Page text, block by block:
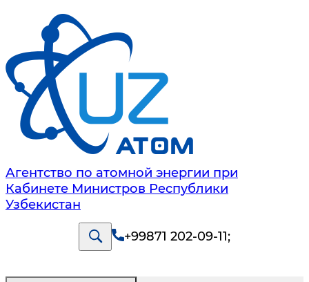
Агентство по атомной энергии при
Кабинете Министров Республики
Узбекистан
+99871 202-09-11;